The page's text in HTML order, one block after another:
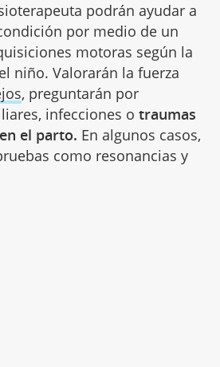
podrán ayudar a
por medio de un
motoras según la
niño. Valorarán la fuerza
, preguntarán por
infecciones o traumas
el parto. En algunos casos,
como resonancias y